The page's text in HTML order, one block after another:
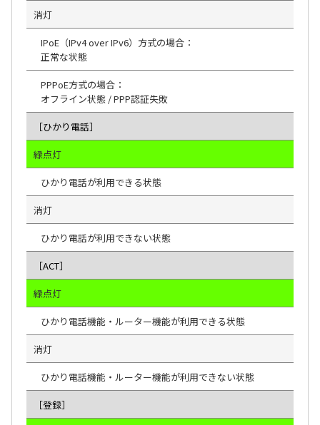
消灯
IPoE（IPv4 over IPv6）方式の場合：
正常な状態
PPPoE方式の場合：
オフライン状態 / PPP認証失敗
［ひかり電話］
緑点灯
ひかり電話が利用できる状態
消灯
ひかり電話が利用できない状態
［ACT］
緑点灯
ひかり電話機能・ルーター機能が利用できる状態
消灯
ひかり電話機能・ルーター機能が利用できない状態
［登録］